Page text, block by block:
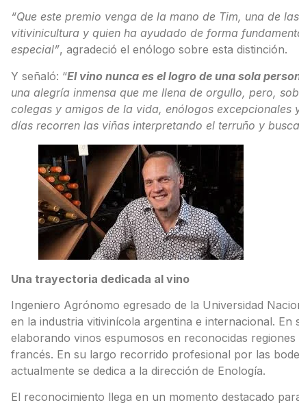
“Que este premio venga de la mano de Tim, una de
vitivinicultura y quien ha ayudado de forma
especial”, agradeció el enólogo sobre esta distinción.
Y señaló: “El vino nunca es el logro de una sola
una alegría inmensa que me llena de orgullo, pero,
colegas y amigos de la vida, enólogos excepcionales
días recorren las viñas interpretando el terruño y
Una trayectoria dedicada al vino
Ingeniero Agrónomo egresado de la Universidad
en la industria vitivinícola argentina e internacional.
elaborando vinos espumosos en reconocidas
francés. En su largo recorrido profesional por las
actualmente se dedica a la dirección de Enología.
El reconocimiento llega en un momento destacado